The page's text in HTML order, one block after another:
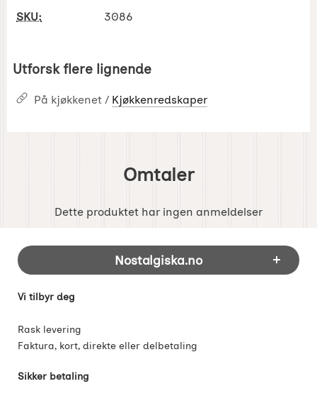
SKU: 3086
Utforsk flere lignende
På kjøkkenet / Kjøkkenredskaper
Omtaler
Dette produktet har ingen anmeldelser
Footer-innhold Blandet informasjon og
Nostalgiska.no
Vi tilbyr deg
Rask levering
Faktura, kort, direkte eller delbetaling
Sikker betaling